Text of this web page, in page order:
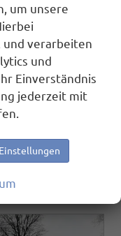
Details
um unsere
und verarbeiten
und
Einverständnis
jederzeit mit
Einstellungen